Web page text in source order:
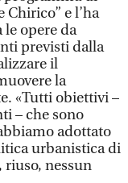
e l’ha
opere da
previsti dalla
il
la
«Tutti obiettivi –
– che sono
adottato
urbanistica di
nessun